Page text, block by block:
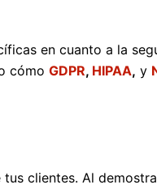
en cuanto a la
cómo GDPR, HIPAA, y
clientes. Al